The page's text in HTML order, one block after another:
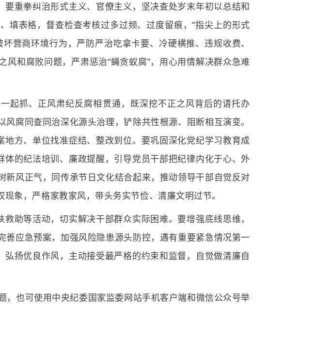
重拳纠治形式主义、官僚主义，坚决查处岁末年初以总结和
填表格，督查检查考核过多过频、过度留痕，“指尖上的形式
营商环境行为，严防严治吃拿卡要、冷硬横推、违规收费、
和腐败问题，严肃惩治“蝇贪蚁腐”，用心用情解决群众急难
起抓、正风肃纪反腐相贯通，既深挖不正之风背后的请托办
腐同查同治深化源头治理，铲除共性根源、阻断相互演变。
方、单位找准症结、整改到位。要巩固深化党纪学习教育成
的纪法培训、廉政提醒，引导党员干部把纪律内化于心、外
风正气，同传承节日文化结合起来，推动领导干部自觉反对
象，严格家教家风，带头务实节俭、清廉文明过节。
助等活动，切实解决干部群众实际困难。要增强底线思维，
应急预案，加强风险隐患源头防控，遇有重要紧急情况第一
扬优良作风，主动接受最严格的约束和监督，自觉做清廉自
也可使用中央纪委国家监委网站手机客户端和微信公众号举